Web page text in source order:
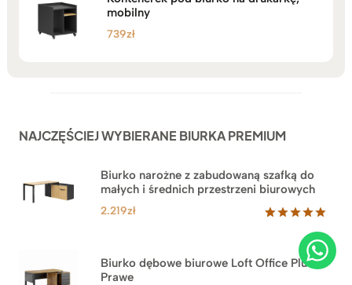
mobilny
739zł
NAJCZĘŚCIEJ WYBIERANE BIURKA PREMIUM
Biurko narożne z zabudowaną szafką do
małych i średnich przestrzeni biurowych
Oceniony
na 5
na
podstawie
2.219zł
Biurko dębowe biurowe Loft Office Plus
Prawe